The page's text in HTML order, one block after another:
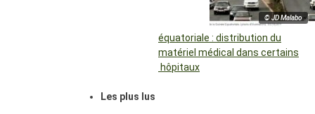
© JD Malabo
équatoriale : distribution du
matériel médical dans certains
hôpitaux
Les plus lus